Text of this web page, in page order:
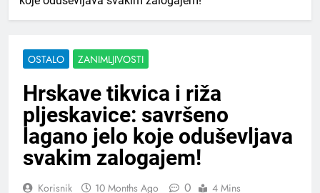
OSTALO ZANIMLJIVOSTI
Hrskave tikvica i riža
pljeskavice: savršeno
lagano jelo koje oduševljava
svakim zalogajem!
Korisnik 10 Months Ago 0 4 Mins